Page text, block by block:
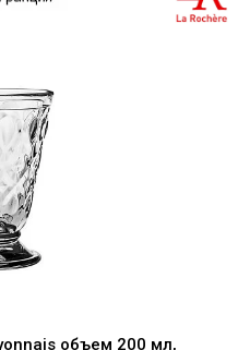
объем 200 мл,